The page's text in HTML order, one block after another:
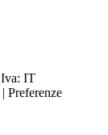
IT
| Preferenze